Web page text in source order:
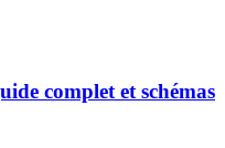
complet et schémas